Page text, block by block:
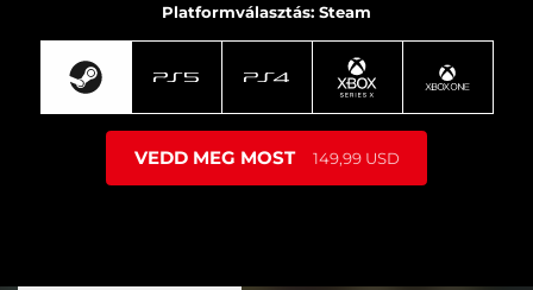
Platformválasztás: Steam
VEDD MEG MOST 149,99 USD